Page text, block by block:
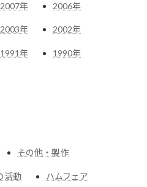
2007年 2006年
2003年 2002年
1991年 1990年
その他・製作
活動 ハムフェア